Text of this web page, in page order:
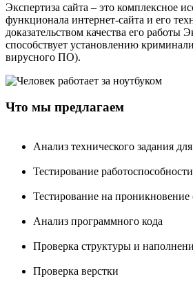
Экспертиза сайта – это комплексное
функционала интернет-сайта и его
доказательством качества его
способствует установлению
вирусного ПО).
Что мы предлагаем
Анализ технического задания
Тестирование работоспособности
Тестирование на проникновение
Анализ программного кода
Проверка структуры и
Проверка верстки